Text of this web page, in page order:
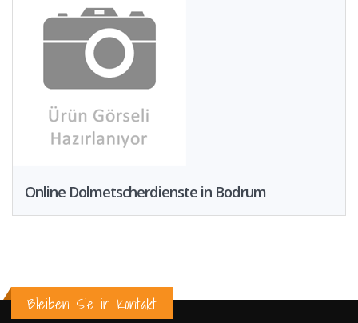
Online Dolmetscherdienste in Bodrum
Bleiben Sie in Kontakt